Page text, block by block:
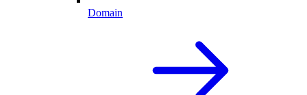
Domain